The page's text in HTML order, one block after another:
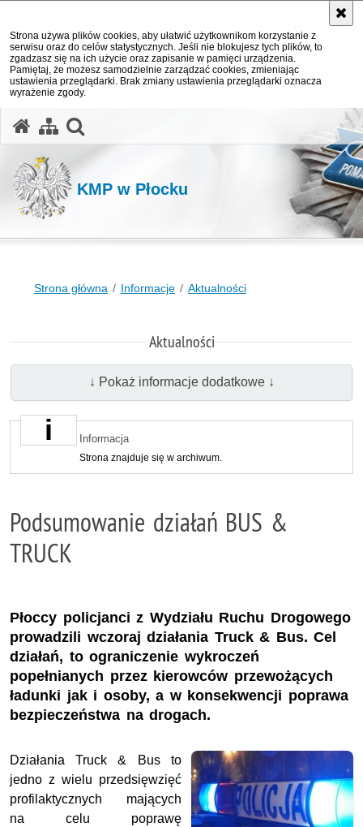
Strona używa plików cookies, aby ułatwić użytkownikom korzystanie z
serwisu oraz do celów statystycznych. Jeśli nie blokujesz tych plików, to
zgadzasz się na ich użycie oraz zapisanie w pamięci urządzenia.
Pamiętaj, że możesz samodzielnie zarządzać cookies, zmieniając
ustawienia przeglądarki. Brak zmiany ustawienia przeglądarki oznacza
wyrażenie zgody.
KMP w Płocku
Strona główna Informacje Aktualności
Aktualności
↓ Pokaż informacje dodatkowe ↓
Informacja
Strona znajduje się w archiwum.
Podsumowanie działań BUS &
TRUCK
Płoccy policjanci z Wydziału Ruchu Drogowego
prowadzili wczoraj działania Truck & Bus. Cel
działań, to ograniczenie wykroczeń
popełnianych przez kierowców przewożących
ładunki jak i osoby, a w konsekwencji poprawa
bezpieczeństwa na drogach.
Działania Truck & Bus to
jedno z wielu przedsięwzięć
profilaktycznych mających
na celu poprawę